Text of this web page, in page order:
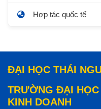
Hợp tác quốc tế
ĐẠI HỌC THÁI
TRƯỜNG ĐẠI HỌC
KINH DOANH